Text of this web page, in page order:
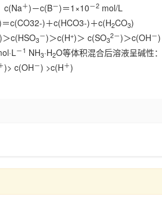
c(Na＋)－c(B－)＝1×10－2 mol/L
c(CO32-)＋c(HCO3-)＋c(H2CO3)
)＞c(HSO3
－)＞c(H+)＞ c(SO3
2－)＞c(OH－)
－ 1 NH3·H2O等体积混合后溶液呈碱性：
)> c(OH－) >c(H＋)